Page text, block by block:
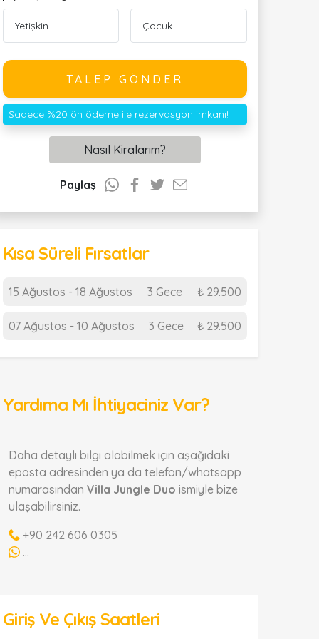
TALEP GÖNDER
Sadece %20 ön ödeme ile rezervasyon imkanı!
Nasıl Kiralarım?
Paylaş
Kısa Süreli Fırsatlar
15 Ağustos - 18 Ağustos 3 Gece ₺ 29.500
07 Ağustos - 10 Ağustos 3 Gece ₺ 29.500
Yardıma Mı İhtiyaciniz Var?
Daha detaylı bilgi alabilmek için aşağıdaki
eposta adresinden ya da telefon/whatsapp
numarasından Villa Jungle Duo ismiyle bize
ulaşabilirsiniz.
+90 242 606 0305
...
Giriş Ve Çıkış Saatleri